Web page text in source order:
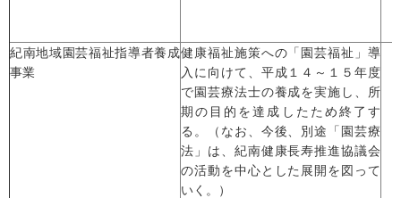
紀南地域園芸福祉指導者養成
事業
健康福祉施策への「園芸福祉」導
入に向けて、平成１４～１５年度
で園芸療法士の養成を実施し、所
期の目的を達成したため終了す
る。（なお、今後、別途「園芸療
法」は、紀南健康長寿推進協議会
の活動を中心とした展開を図って
いく。）